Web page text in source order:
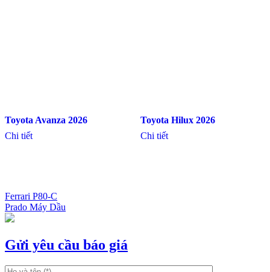
Toyota Avanza 2026
Chi tiết
Toyota Hilux 2026
Chi tiết
Điều
hướng
bài
Ferrari P80-C
Prado Máy Dầu
Gửi yêu cầu báo giá